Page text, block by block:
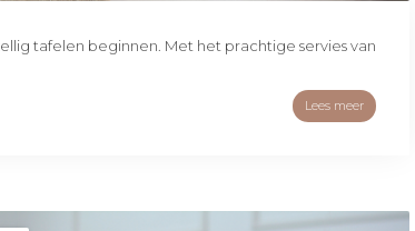
tafelen beginnen. Met het prachtige servies van
Lees meer